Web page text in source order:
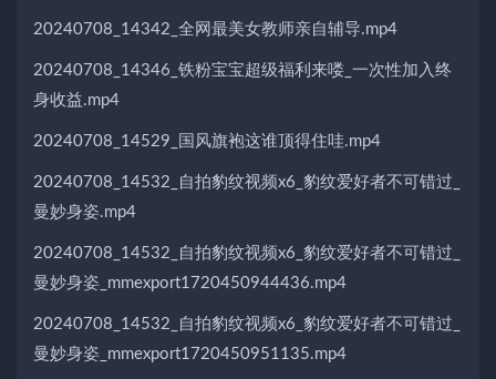
20240708_14342_全网最美女教师亲自辅导.mp4
20240708_14346_铁粉宝宝超级福利来喽_一次性加入终
身收益.mp4
20240708_14529_国风旗袍这谁顶得住哇.mp4
20240708_14532_自拍豹纹视频x6_豹纹爱好者不可错过_
曼妙身姿.mp4
20240708_14532_自拍豹纹视频x6_豹纹爱好者不可错过_
曼妙身姿_mmexport1720450944436.mp4
20240708_14532_自拍豹纹视频x6_豹纹爱好者不可错过_
曼妙身姿_mmexport1720450951135.mp4